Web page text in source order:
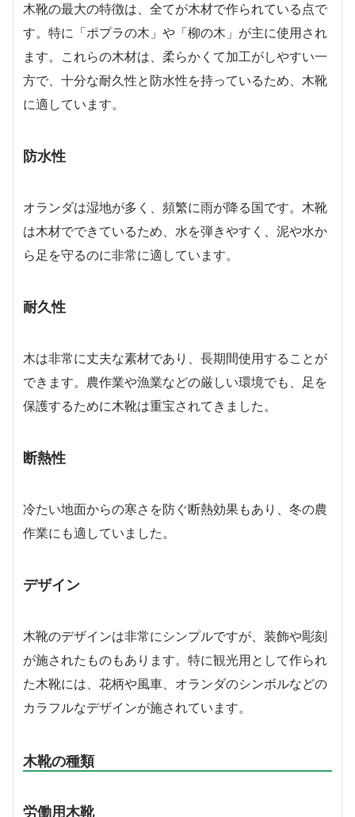
木靴の最大の特徴は、全てが木材で作られている点で
す。特に「ポプラの木」や「柳の木」が主に使用され
ます。これらの木材は、柔らかくて加工がしやすい一
方で、十分な耐久性と防水性を持っているため、木靴
に適しています。
防水性
オランダは湿地が多く、頻繁に雨が降る国です。木靴
は木材でできているため、水を弾きやすく、泥や水か
ら足を守るのに非常に適しています。
耐久性
木は非常に丈夫な素材であり、長期間使用することが
できます。農作業や漁業などの厳しい環境でも、足を
保護するために木靴は重宝されてきました。
断熱性
冷たい地面からの寒さを防ぐ断熱効果もあり、冬の農
作業にも適していました。
デザイン
木靴のデザインは非常にシンプルですが、装飾や彫刻
が施されたものもあります。特に観光用として作られ
た木靴には、花柄や風車、オランダのシンボルなどの
カラフルなデザインが施されています。
木靴の種類
労働用木靴